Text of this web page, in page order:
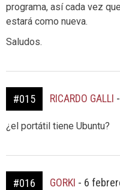
programa, así cada vez
estará como nueva.
Saludos.
#015 RICARDO GALLI -
¿el portátil tiene Ubuntu?
#016 GORKI - 6